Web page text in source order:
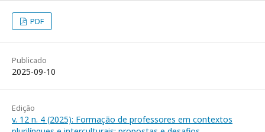
PDF
Publicado
2025-09-10
Edição
v. 12 n. 4 (2025): Formação de professores em contextos